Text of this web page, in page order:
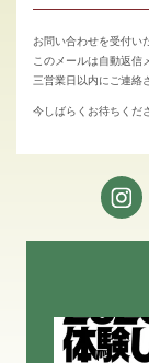
お問い合わせを受付い
このメールは自動返信
三営業日以内にご連絡
今しばらくお待ちくだ